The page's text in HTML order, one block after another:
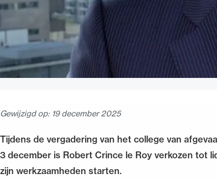
Gewijzigd op: 19 december 2025
Tijdens de vergadering van het college van
3 december is Robert Crince le Roy verkozen tot
zijn werkzaamheden starten.